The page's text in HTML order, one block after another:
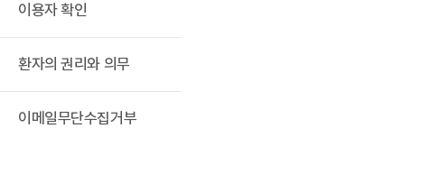
이용자 확인
환자의 권리와 의무
이메일무단수집거부